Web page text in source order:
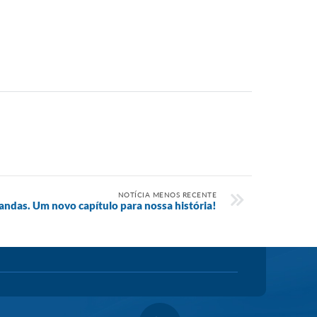
NOTÍCIA MENOS RECENTE
Um novo capítulo para nossa história!